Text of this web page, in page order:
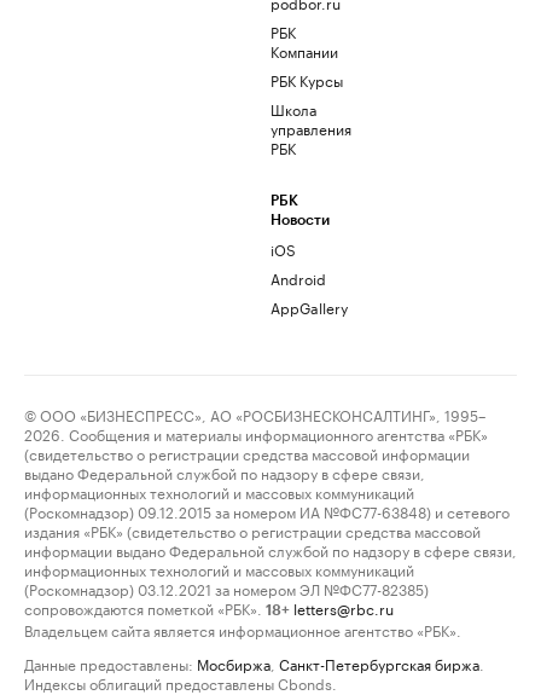
РБК
Компании
РБК Курсы
Школа
управления
РБК
РБК
Новости
iOS
Android
AppGallery
© ООО «БИЗНЕСПРЕСС», АО «РОСБИЗНЕСКОНСАЛТИНГ», 1995–
2026. Сообщения и материалы информационного агентства «РБК»
(свидетельство о регистрации средства массовой информации
выдано Федеральной службой по надзору в сфере связи,
информационных технологий и массовых коммуникаций
(Роскомнадзор) 09.12.2015 за номером ИА №ФС77-63848) и сетевого
издания «РБК» (свидетельство о регистрации средства массовой
информации выдано Федеральной службой по надзору в сфере связи,
информационных технологий и массовых коммуникаций
(Роскомнадзор) 03.12.2021 за номером ЭЛ №ФС77-82385)
сопровождаются пометкой «РБК».
18+ letters@rbc.ru
Владельцем сайта является информационное агентство «РБК».
Данные предоставлены: Мосбиржа Санкт-Петербургская биржа
Индексы облигаций предоставлены Cbonds.